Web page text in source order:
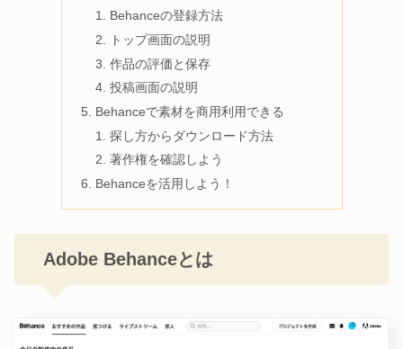
Behanceの登録方法
トップ画面の説明
作品の評価と保存
投稿画面の説明
Behanceで素材を商用利用できる
探し方からダウンロード方法
著作権を確認しよう
Behanceを活用しよう！
Adobe Behanceとは